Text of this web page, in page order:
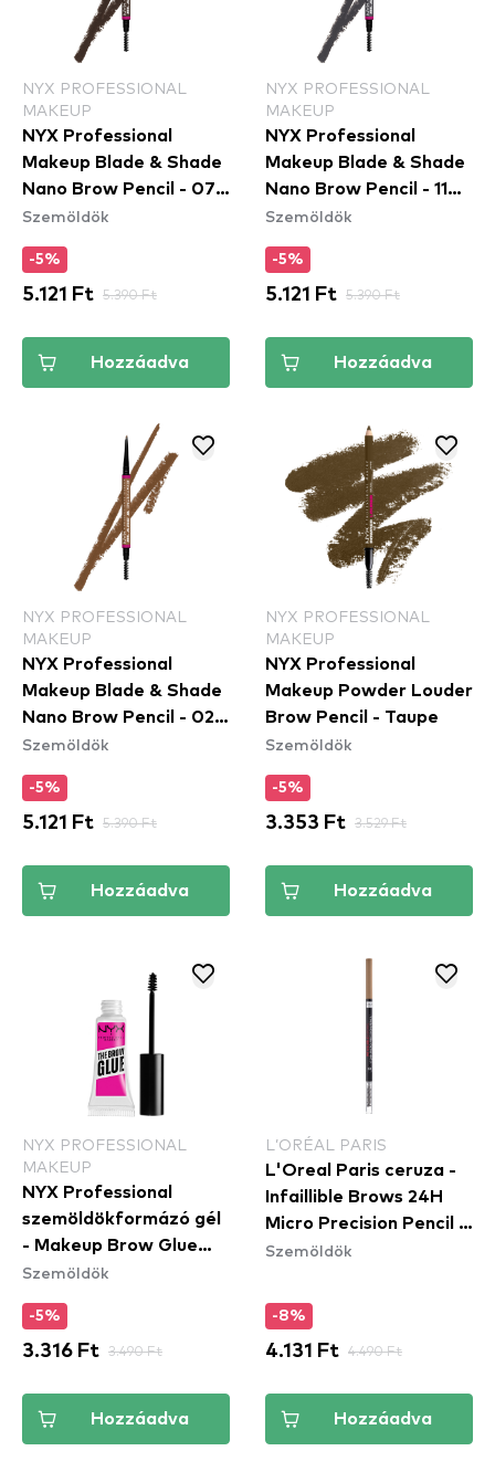
NYX PROFESSIONAL
MAKEUP
NYX Professional
Makeup Blade & Shade
Nano Brow Pencil - 07
Ash Brown
Szemöldök
-5%
5.121 Ft 5.390 Ft
Hozzáadva
NYX PROFESSIONAL
MAKEUP
NYX Professional
Makeup Blade & Shade
Nano Brow Pencil - 11
Grey
Szemöldök
-5%
5.121 Ft 5.390 Ft
Hozzáadva
NYX PROFESSIONAL
MAKEUP
NYX Professional
Makeup Blade & Shade
Nano Brow Pencil - 02
Blonde
Szemöldök
-5%
5.121 Ft 5.390 Ft
Hozzáadva
NYX PROFESSIONAL
MAKEUP
NYX Professional
Makeup Powder Louder
Brow Pencil - Taupe
Szemöldök
-5%
3.353 Ft 3.529 Ft
Hozzáadva
NYX PROFESSIONAL
MAKEUP
NYX Professional
szemöldökformázó gél
- Makeup Brow Glue
Instant Brow Styler
Szemöldök
-5%
3.316 Ft 3.490 Ft
Hozzáadva
L’ORÉAL PARIS
L'Oreal Paris ceruza -
Infaillible Brows 24H
Micro Precision Pencil -
Blonde
Szemöldök
-8%
4.131 Ft 4.490 Ft
Hozzáadva